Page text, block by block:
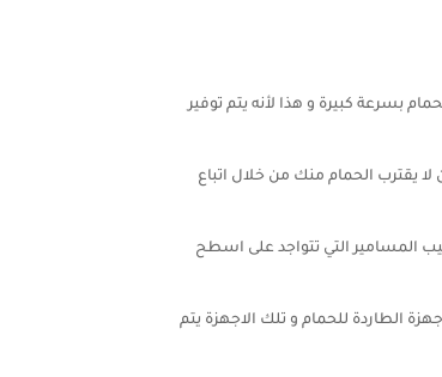
بسرعة كبيرة و هذا لأنه يتم توفير
يقترب الحمام منك من خلال اتباع
المسامير التي تتواجد على اسطح
الطاردة للحمام و تلك الاجهزة يتم